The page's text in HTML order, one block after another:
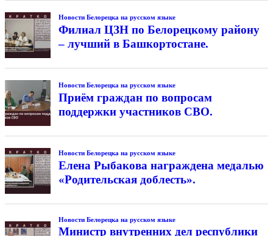
Новости Белорецка на русском языке
Филиал ЦЗН по Белорецкому району
– лучший в Башкортостане.
Новости Белорецка на русском языке
Приём граждан по вопросам
поддержки участников СВО.
Новости Белорецка на русском языке
Елена Рыбакова награждена медалью
«Родительская доблесть».
Новости Белорецка на русском языке
Министр внутренних дел республики